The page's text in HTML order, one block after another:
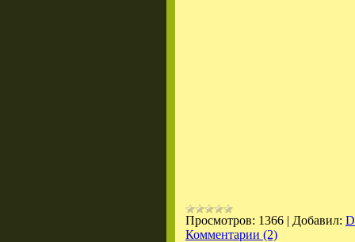
Просмотров: 1366 | Добавил:
Комментарии (2)